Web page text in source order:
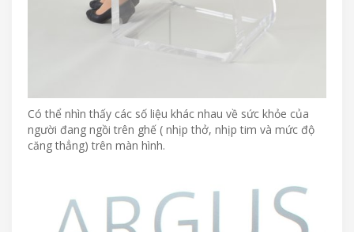
Có thể nhìn thấy các số liệu khác nhau về sức khỏe của
người đang ngồi trên ghế ( nhịp thở, nhịp tim và mức độ
căng thẳng) trên màn hình.